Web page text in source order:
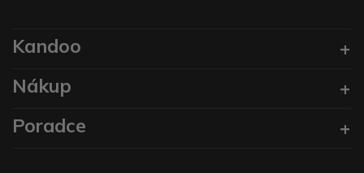
Kandoo
Nákup
Poradce